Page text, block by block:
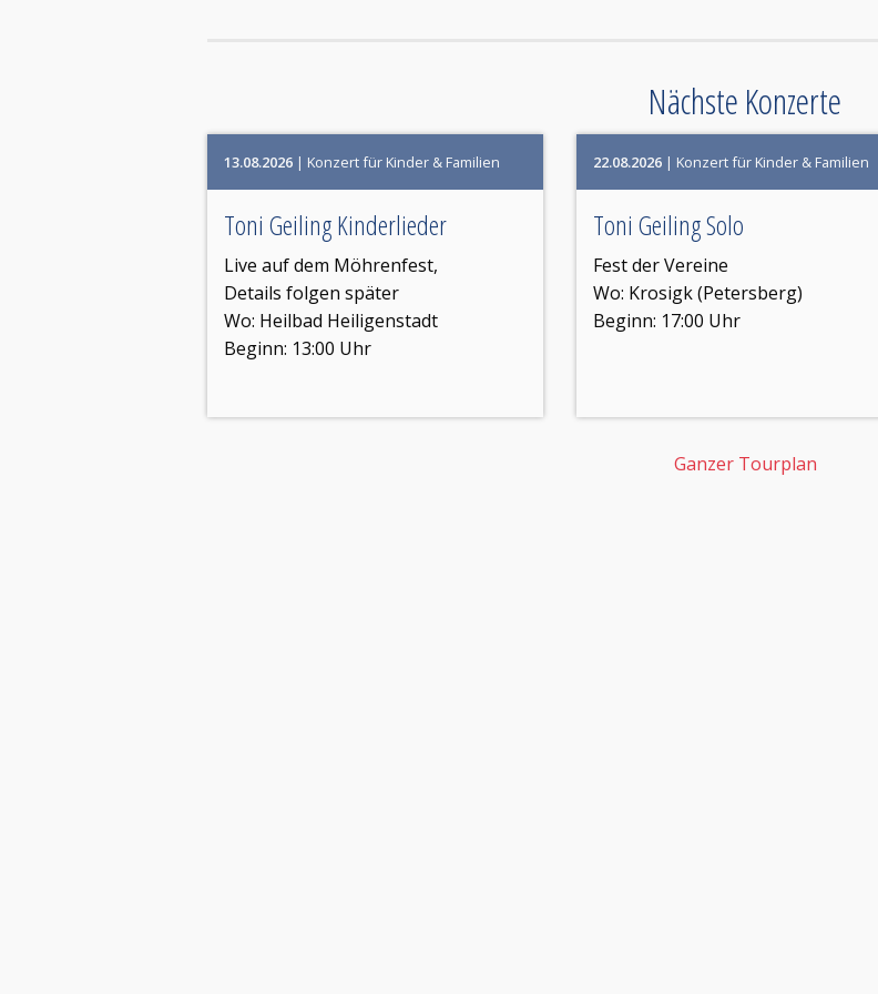
Nächste Konzerte
13.08.2026 | Konzert für Kinder & Familien
Toni Geiling Kinderlieder
Live auf dem Möhrenfest,
Details folgen später
Wo: Heilbad Heiligenstadt
Beginn: 13:00 Uhr
22.08.2026 | Konzert für Kinder & Familien
Toni Geiling Solo
Fest der Vereine
Wo: Krosigk (Petersberg)
Beginn: 17:00 Uhr
Ganzer Tourplan